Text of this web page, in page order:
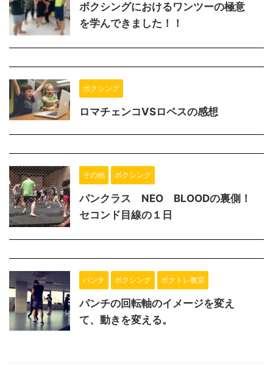
ボクシングにおけるワンツーの極意
を学んできました！！
ボクシング
ロマチェンコVSロペスの感想
その他 ボクシング
パンクラス NEO BLOODの裏側！
セコンド目線の１日
パンチ ボクシング ボクトレ教室
パンチの回転軸のイメージを変え
て、動きを変える。